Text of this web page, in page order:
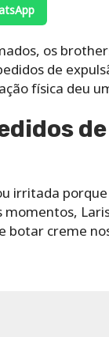
os
de
física deu
irritada
botar creme